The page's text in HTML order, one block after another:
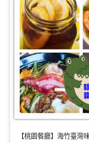
【桃園餐廳】海竹臺灣